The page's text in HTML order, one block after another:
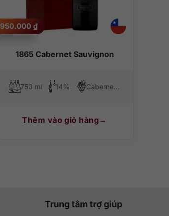
1865 Cabernet Sauvignon
950.000 ₫
750 ml 14% Cabernet Sauvignon
Thêm vào giỏ hàng
Trung tâm trợ giúp